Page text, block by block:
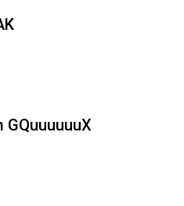
GQuuuuuuX